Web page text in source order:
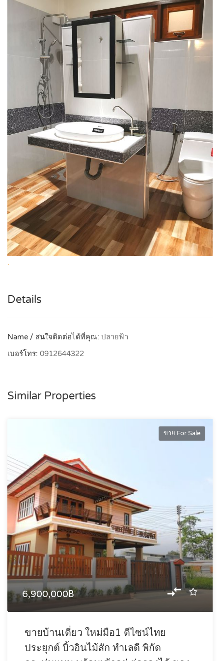
.
Details
Name / สนใจติดต่อได้ที่คุณ: ปลายฟ้า
เบอร์โทร: 0912644322
Similar Properties
ขาย For Sale
6,900,000฿
ขายบ้านเดี่ยว ใหม่มือ1 ดีไซน์ไทย
ประยุกต์ บิ้วอินไม้สัก ทำเลดี พิกัด